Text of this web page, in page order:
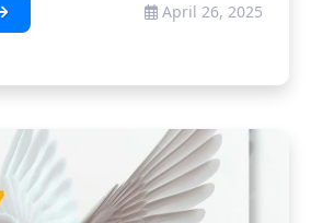
April 26, 2025